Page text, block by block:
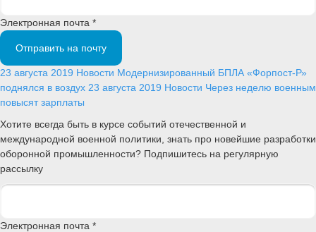
Электронная почта *
Отправить на почту
23 августа 2019 Новости Модернизированный БПЛА «Форпост-Р»
поднялся в воздух 23 августа 2019 Новости Через неделю военным
повысят зарплаты
Хотите всегда быть в курсе событий отечественной и
международной военной политики, знать про новейшие разработки
оборонной промышленности? Подпишитесь на регулярную
рассылку
Электронная почта *